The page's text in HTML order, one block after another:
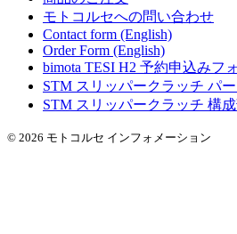
モトコルセへの問い合わせ
Contact form (English)
Order Form (English)
bimota TESI H2 予約申込みフ
STM スリッパークラッチ パ
STM スリッパークラッチ 構
© 2026 モトコルセ インフォメーション